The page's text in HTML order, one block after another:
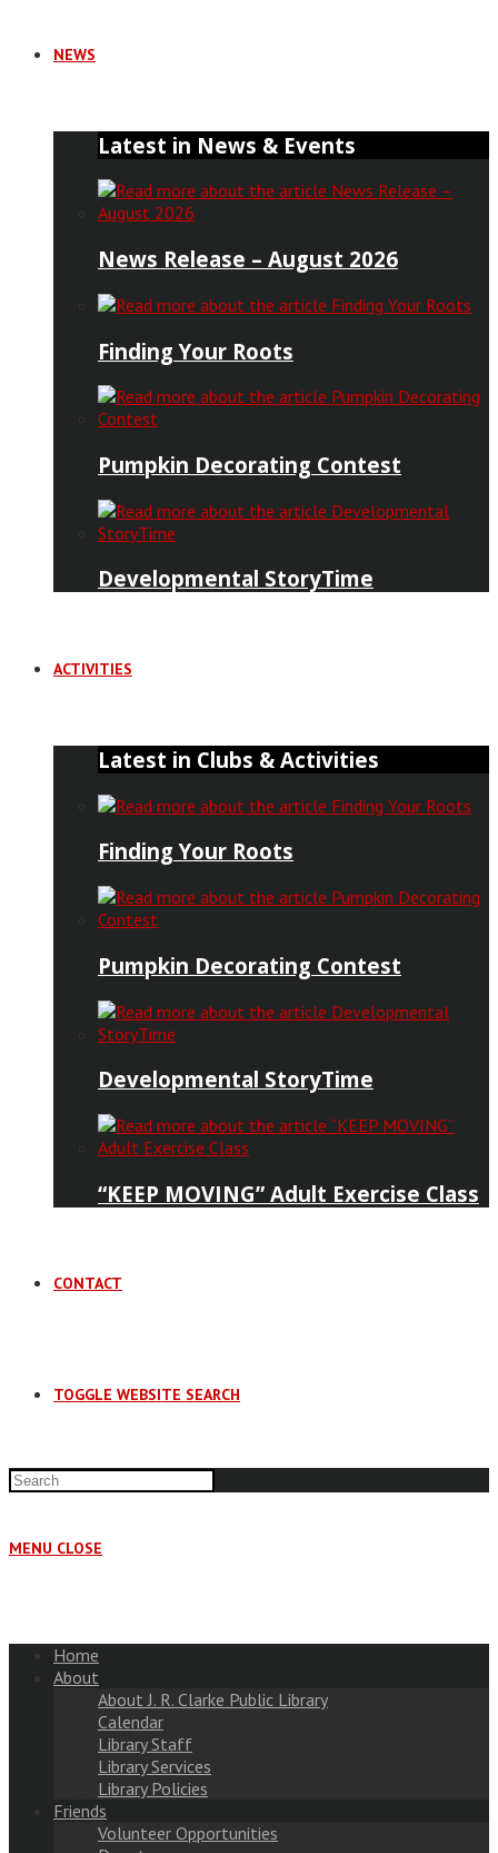
NEWS
Latest in News & Events
News Release – August 2026
Finding Your Roots
Pumpkin Decorating Contest
Developmental StoryTime
ACTIVITIES
Latest in Clubs & Activities
Finding Your Roots
Pumpkin Decorating Contest
Developmental StoryTime
“KEEP MOVING” Adult Exercise Class
CONTACT
TOGGLE WEBSITE SEARCH
MENU CLOSE
Home
About
About J. R. Clarke Public Library
Calendar
Library Staff
Library Services
Library Policies
Friends
Volunteer Opportunities